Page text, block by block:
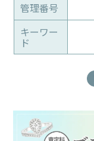
管理番号
キーワー
ド